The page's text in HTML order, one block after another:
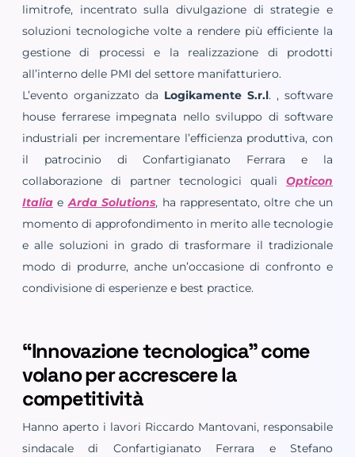
limitrofe, incentrato sulla divulgazione di strategie e
soluzioni tecnologiche volte a rendere più efficiente la
gestione di processi e la realizzazione di prodotti
all’interno delle PMI del settore manifatturiero.
L’evento organizzato da Logikamente S.r.l. , software
house ferrarese impegnata nello sviluppo di software
industriali per incrementare l’efficienza produttiva, con
il patrocinio di Confartigianato Ferrara e la
collaborazione di partner tecnologici quali Opticon
Italia eArda Solutions, ha rappresentato, oltre che un
momento di approfondimento in merito alle tecnologie
e alle soluzioni in grado di trasformare il tradizionale
modo di produrre, anche un’occasione di confronto e
condivisione di esperienze e best practice.
“Innovazione tecnologica” come
volano per accrescere la
competitività
Hanno aperto i lavori Riccardo Mantovani, responsabile
sindacale di Confartigianato Ferrara e Stefano